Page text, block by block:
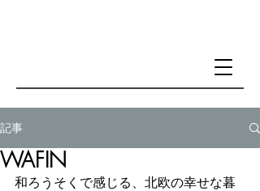
記事
WAFIN
和ろうそくで感じる、北欧の幸せな暮